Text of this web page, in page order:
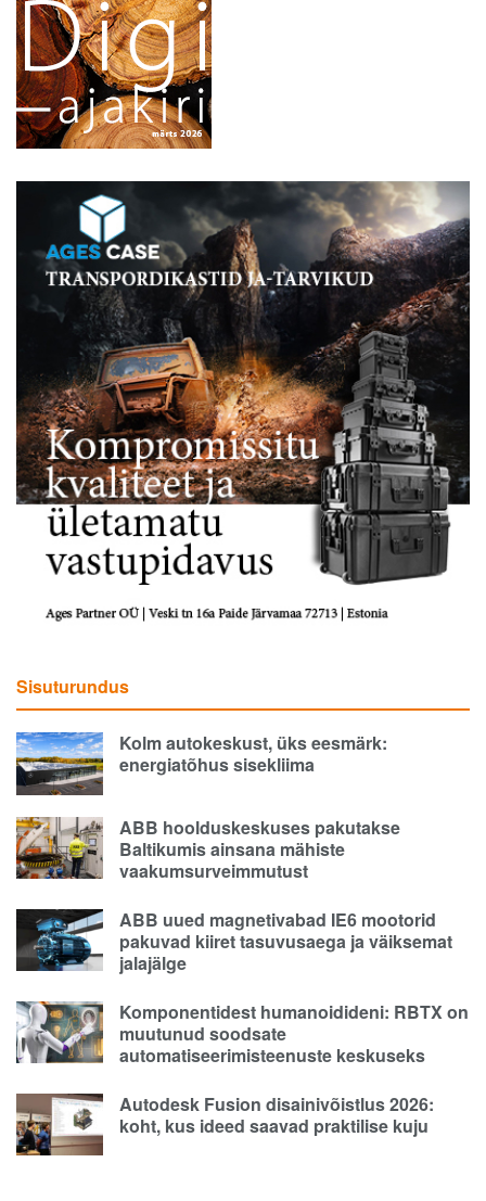
Sisuturundus
Kolm autokeskust, üks eesmärk:
energiatõhus sisekliima
ABB hoolduskeskuses pakutakse
Baltikumis ainsana mähiste
vaakumsurveimmutust
ABB uued magnetivabad IE6 mootorid
pakuvad kiiret tasuvusaega ja väiksemat
jalajälge
Komponentidest humanoidideni: RBTX on
muutunud soodsate
automatiseerimisteenuste keskuseks
Autodesk Fusion disainivõistlus 2026:
koht, kus ideed saavad praktilise kuju